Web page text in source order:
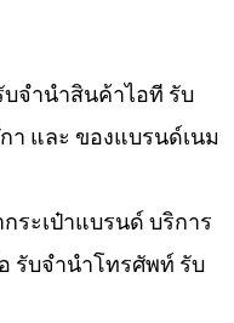
จำนำสินค้าไอที รับ
และ ของแบรนด์เนม
ระเป๋าแบรนด์ บริการ
รับจำนำโทรศัพท์ รับ